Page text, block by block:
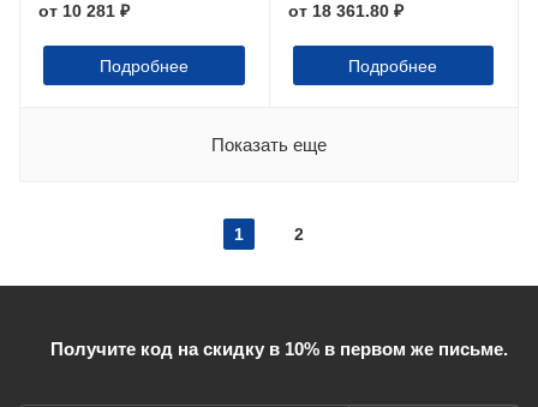
от 10 281 ₽
Подробнее
от 18 361.80 ₽
Подробнее
Показать еще
1 2
Получите код на скидку в 10% в первом же письме.